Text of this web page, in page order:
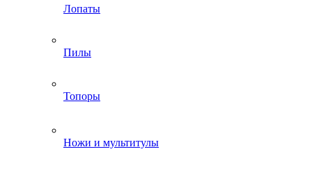
Лопаты
Пилы
Топоры
Ножи и мультитулы